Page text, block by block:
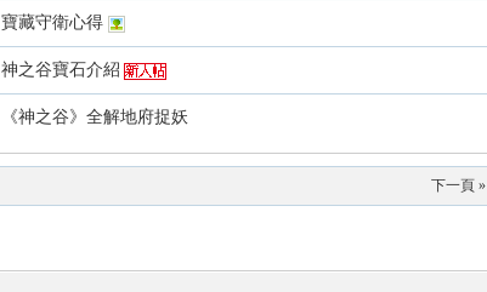
寶藏守衛心得
神之谷寶石介紹
《神之谷》全解地府捉妖
下一頁 »